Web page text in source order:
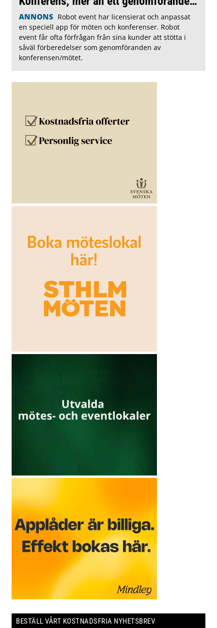
ANNONS Robot event har licensierat och anpassat
en speciell app för möten och konferenser. Robot
event får ofta förfrågan från sina kunder att stötta i
såväl förberedelser som genomföranden av
konferensen/mötet.
BESTÄLL VÅRT KOSTNADSFRIA NYHETSBREV